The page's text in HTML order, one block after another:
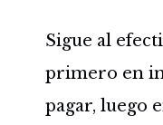
Sigue al
primero en
pagar, luego